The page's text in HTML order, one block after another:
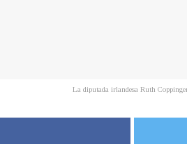
La diputada irlandesa Ruth